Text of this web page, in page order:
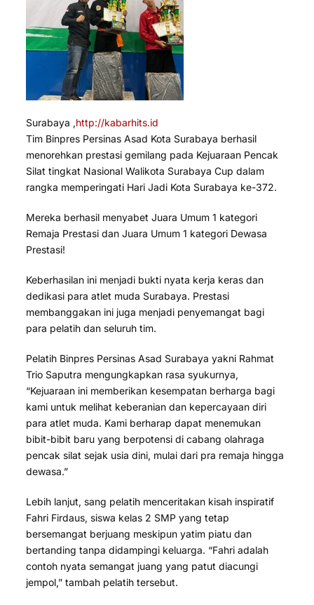
Surabaya ,http://kabarhits.id
Tim Binpres Persinas Asad Kota Surabaya berhasil
menorehkan prestasi gemilang pada Kejuaraan Pencak
Silat tingkat Nasional Walikota Surabaya Cup dalam
rangka memperingati Hari Jadi Kota Surabaya ke-372.
Mereka berhasil menyabet Juara Umum 1 kategori
Remaja Prestasi dan Juara Umum 1 kategori Dewasa
Prestasi!
Keberhasilan ini menjadi bukti nyata kerja keras dan
dedikasi para atlet muda Surabaya. Prestasi
membanggakan ini juga menjadi penyemangat bagi
para pelatih dan seluruh tim.
Pelatih Binpres Persinas Asad Surabaya yakni Rahmat
Trio Saputra mengungkapkan rasa syukurnya,
“Kejuaraan ini memberikan kesempatan berharga bagi
kami untuk melihat keberanian dan kepercayaan diri
para atlet muda. Kami berharap dapat menemukan
bibit-bibit baru yang berpotensi di cabang olahraga
pencak silat sejak usia dini, mulai dari pra remaja hingga
dewasa.”
Lebih lanjut, sang pelatih menceritakan kisah inspiratif
Fahri Firdaus, siswa kelas 2 SMP yang tetap
bersemangat berjuang meskipun yatim piatu dan
bertanding tanpa didampingi keluarga. “Fahri adalah
contoh nyata semangat juang yang patut diacungi
jempol,” tambah pelatih tersebut.